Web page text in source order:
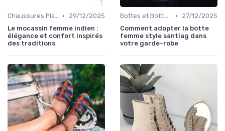
Chaussures Plates et Ballerines •
29/12/2025
Le mocassin femme indien :
élégance et confort inspirés
des traditions
Bottes et Bottines •
27/12/2025
Comment adopter la botte
femme style santiag dans
votre garde-robe